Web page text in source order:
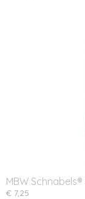
MBW
€ 7,25